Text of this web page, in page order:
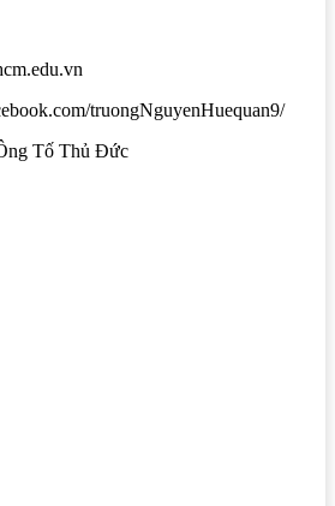
truongNguyenHuequan9/
Tố Thủ Đức